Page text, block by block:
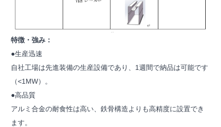
特徴・強み：
●生産迅速
自社工場は先進装備の生産設備であり、1週間で納品は可能です
（<1MW）。
●高品質
アルミ合金の耐食性は高い、鉄骨構造よりも高精度に設置でき
ます。